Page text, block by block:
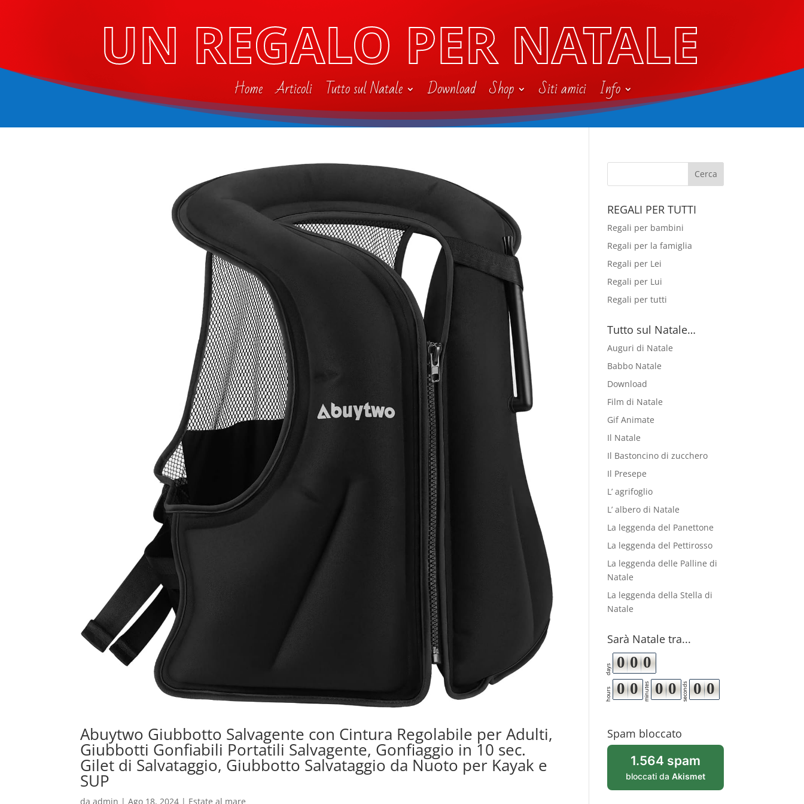
UN REGALO PER NATALE
Home Articoli Tutto sul Natale Download Shop Siti amici Info
Abuytwo Giubbotto Salvagente con Cintura Regolabile per Adulti,
Giubbotti Gonfiabili Portatili Salvagente, Gonfiaggio in 10 sec.
Gilet di Salvataggio, Giubbotto Salvataggio da Nuoto per Kayak e
SUP
daadmin |Ago 18, 2024 | Estate al mare
REGALI PER TUTTI
Regali per bambini
Regali per la famiglia
Regali per Lei
Regali per Lui
Regali per tutti
Tutto sul Natale…
Auguri di Natale
Babbo Natale
Download
Film di Natale
Gif Animate
Il Natale
Il Bastoncino di zucchero
Il Presepe
L’ agrifoglio
L’ albero di Natale
La leggenda del Panettone
La leggenda del Pettirosso
La leggenda delle Palline di
Natale
La leggenda della Stella di
Natale
Sarà Natale tra...
days 0 0 0
hours 0 0 minutes 0 0 seconds 0 0
Spam bloccato
1.564 spam
bloccati da Akismet